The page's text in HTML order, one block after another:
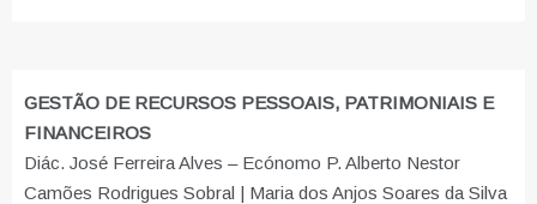
GESTÃO DE RECURSOS PESSOAIS, PATRIMONIAIS E
FINANCEIROS
Diác. José Ferreira Alves – Ecónomo P. Alberto Nestor
Camões Rodrigues Sobral | Maria dos Anjos Soares da Silva